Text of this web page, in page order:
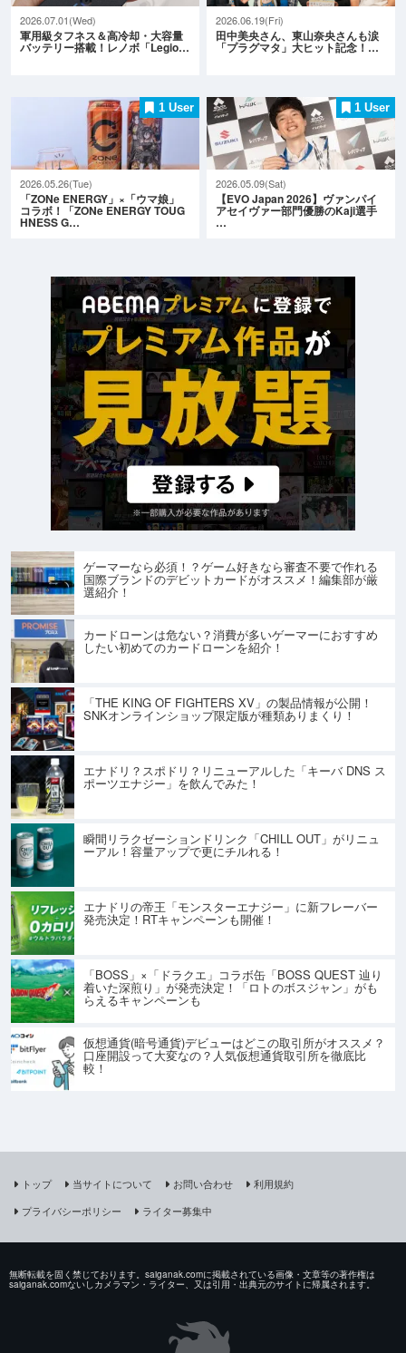
2026.07.01(Wed)
軍用級タフネス＆高冷却・大容量
バッテリー搭載！レノボ「Legio…
2026.06.19(Fri)
田中美央さん、東山奈央さんも涙
「プラグマタ」大ヒット記念！…
1 User
2026.05.26(Tue)
「ZONe ENERGY」×「ウマ娘」
コラボ！「ZONe ENERGY TOUG
HNESS G…
1 User
2026.05.09(Sat)
【EVO Japan 2026】ヴァンパイ
アセイヴァー部門優勝のKaji選手
…
ゲーマーなら必須！？ゲーム好きなら審査不要で作れる
国際ブランドのデビットカードがオススメ！編集部が厳
選紹介！
カードローンは危ない？消費が多いゲーマーにおすすめ
したい初めてのカードローンを紹介！
「THE KING OF FIGHTERS XV」の製品情報が公開！
SNKオンラインショップ限定版が種類ありまくり！
エナドリ？スポドリ？リニューアルした「キーバ DNS ス
ポーツエナジー」を飲んでみた！
瞬間リラクゼーションドリンク「CHILL OUT」がリニュ
ーアル！容量アップで更にチルれる！
エナドリの帝王「モンスターエナジー」に新フレーバー
発売決定！RTキャンペーンも開催！
「BOSS」×「ドラクエ」コラボ缶「BOSS QUEST 辿り
着いた深煎り」が発売決定！「ロトのボスジャン」がも
らえるキャンペーンも
仮想通貨(暗号通貨)デビューはどこの取引所がオススメ？
口座開設って大変なの？人気仮想通貨取引所を徹底比
較！
トップ 当サイトについて お問い合わせ
利用規約
プライバシーポリシー
ライター募集中
無断転載を固く禁じております。saiganak.comに掲載されている画像・文章等の著作権は
saiganak.comないしカメラマン・ライター、又は引用・出典元のサイトに帰属されます。